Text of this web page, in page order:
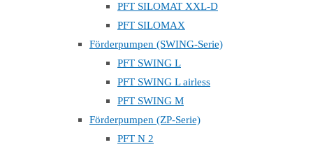
PFT SILOMAT XXL-D
PFT SILOMAX
Förderpumpen (SWING-Serie)
PFT SWING L
PFT SWING L airless
PFT SWING M
Förderpumpen (ZP-Serie)
PFT N 2